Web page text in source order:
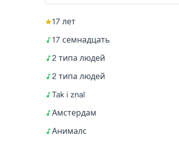
17 лет
17 семнадцать
2 типа людей
2 типа людей
Tak i znal
Амстердам
Анималс